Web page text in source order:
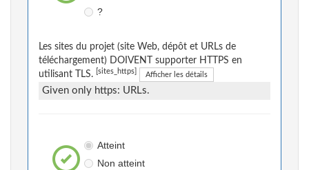
?
Les sites du projet (site Web, dépôt et URLs de
téléchargement) DOIVENT supporter HTTPS en
utilisant TLS.
[sites_https] Afficher les détails
Given only https: URLs.
Atteint
Non atteint